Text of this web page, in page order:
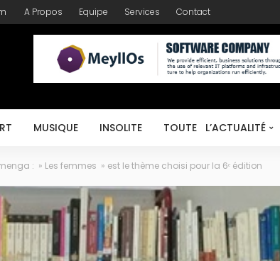
A Propos Equipe Services Contact
MUSIQUE INSOLITE TOUTE L’ACTUALITÉ
: » Les femmes » est le thème choisi pour la 6ᵉ édition